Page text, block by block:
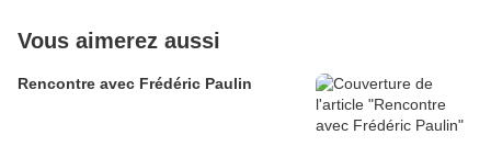
Vous aimerez aussi
Rencontre avec Frédéric Paulin